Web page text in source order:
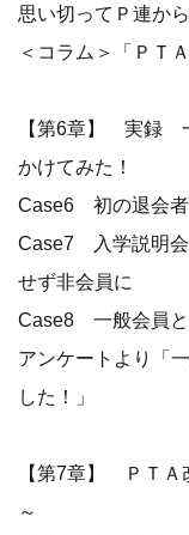
思い切ってＰ連か
＜コラム＞「ＰＴ
【第6章】 実録
かけてみた！
Case6 初の退会者
Case7 入学説明会
せず非会員に
Case8 一般会員と
アンケートより「
した！」
【第7章】 ＰＴ
～